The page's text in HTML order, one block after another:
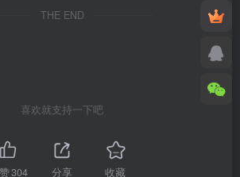
THE END
喜欢就支持一下吧
304 分享 收藏